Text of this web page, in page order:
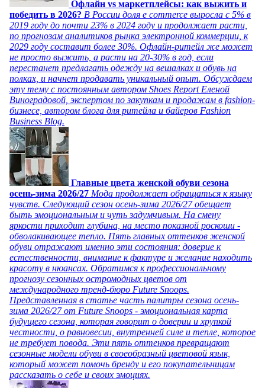
Офлайн vs маркетплейсы: как выжить и
победить в 2026? В России доля e commerce выросла с 5% в
2019 году до почти 23% в 2024 году и продолжает расти,
по прогнозам аналитиков рынка электронной коммерции, к
2029 году составит более 30%. Офлайн-ритейл же может
не просто выжить, а расти на 20-30% в год, если
перестанет предлагать одежду на вешалках и обувь на
полках, и начнет продавать уникальный опыт. Обсуждаем
эту тему с постоянным автором Shoes Report Еленой
Виноградовой, экспертом по закупкам и продажам в fashion-
бизнесе, автором блога для ритейла и байеров Fashion
Business Blog.
Главные цвета женской обуви сезона
осень-зима 2026/27 Мода продолжает обращаться к языку
чувств. Следующий сезон осень-зима 2026/27 обещает
быть эмоциональным и чуть задумчивым. На смену
яркости приходит глубина, на место показной роскоши -
обволакивающее тепло. Пять главных оттенков женской
обуви отражают именно эти состояния: доверие к
естественности, внимание к фактуре и желание находить
красоту в нюансах. Обратимся к профессиональному
прогнозу сезонных остромодных цветов от
международного тренд-бюро Future Snoops.
Представленная в статье часть палитры сезона осень-
зима 2026/27 от Future Snoops - эмоциональная карта
будущего сезона, которая говорит о доверии и хрупкой
честности, о равновесии, внутренней силе и тепле, которое
не требует повода. Эти пять оттенков превращают
сезонные модели обуви в своеобразный цветовой язык,
который может помочь бренду и его покупательницам
рассказать о себе и своих эмоциях.